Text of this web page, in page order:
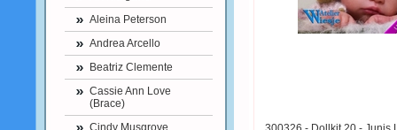
Aleina Peterson
Andrea Arcello
Beatriz Clemente
Cassie Ann Love
(Brace)
Cindy Musgrove